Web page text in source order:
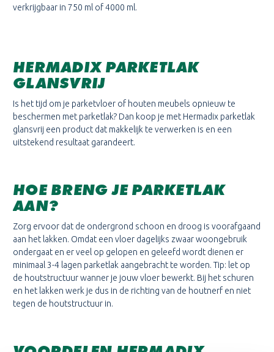
verkrijgbaar in 750 ml of 4000 ml.
HERMADIX PARKETLAK
GLANSVRIJ
Is het tijd om je parketvloer of houten meubels opnieuw te
beschermen met parketlak? Dan koop je met Hermadix parketlak
glansvrij een product dat makkelijk te verwerken is en een
uitstekend resultaat garandeert.
HOE BRENG JE PARKETLAK
AAN?
Zorg ervoor dat de ondergrond schoon en droog is voorafgaand
aan het lakken. Omdat een vloer dagelijks zwaar woongebruik
ondergaat en er veel op gelopen en geleefd wordt dienen er
minimaal 3-4 lagen parketlak aangebracht te worden. Tip: let op
de houtstructuur wanner je jouw vloer bewerkt. Bij het schuren
en het lakken werk je dus in de richting van de houtnerf en niet
tegen de houtstructuur in.